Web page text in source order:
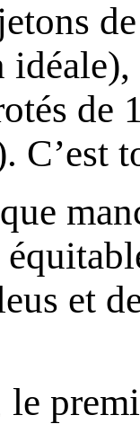
de
C’est
et